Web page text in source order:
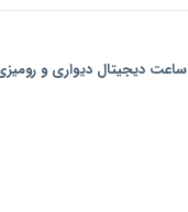
ساعت دیجیتال دیواری و رومیزی